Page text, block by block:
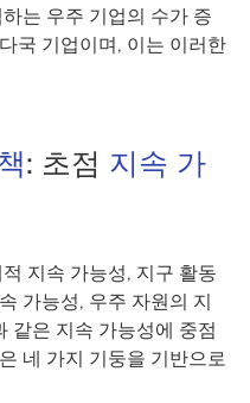
는 우주 기업의 수가 증
국 기업이며, 이는 이러한
: 초점 지속 가
지속 가능성, 지구 활동
가능성, 우주 자원의 지
같은 지속 가능성에 중점
네 가지 기둥을 기반으로